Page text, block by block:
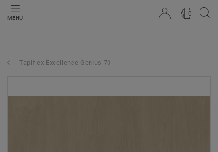
MENU
0
Tapiflex Excellence Genius 70